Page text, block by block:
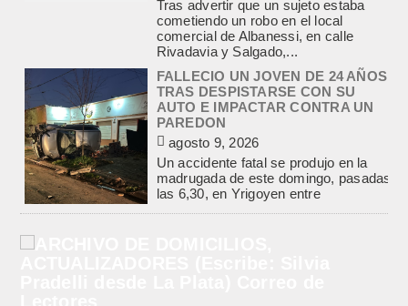
Tras advertir que un sujeto estaba
cometiendo un robo en el local
comercial de Albanessi, en calle
Rivadavia y Salgado,...
FALLECIO UN JOVEN DE 24 AÑOS
TRAS DESPISTARSE CON SU
AUTO E IMPACTAR CONTRA UN
PAREDON
agosto 9, 2026
Un accidente fatal se produjo en la
madrugada de este domingo, pasadas
las 6,30, en Yrigoyen entre